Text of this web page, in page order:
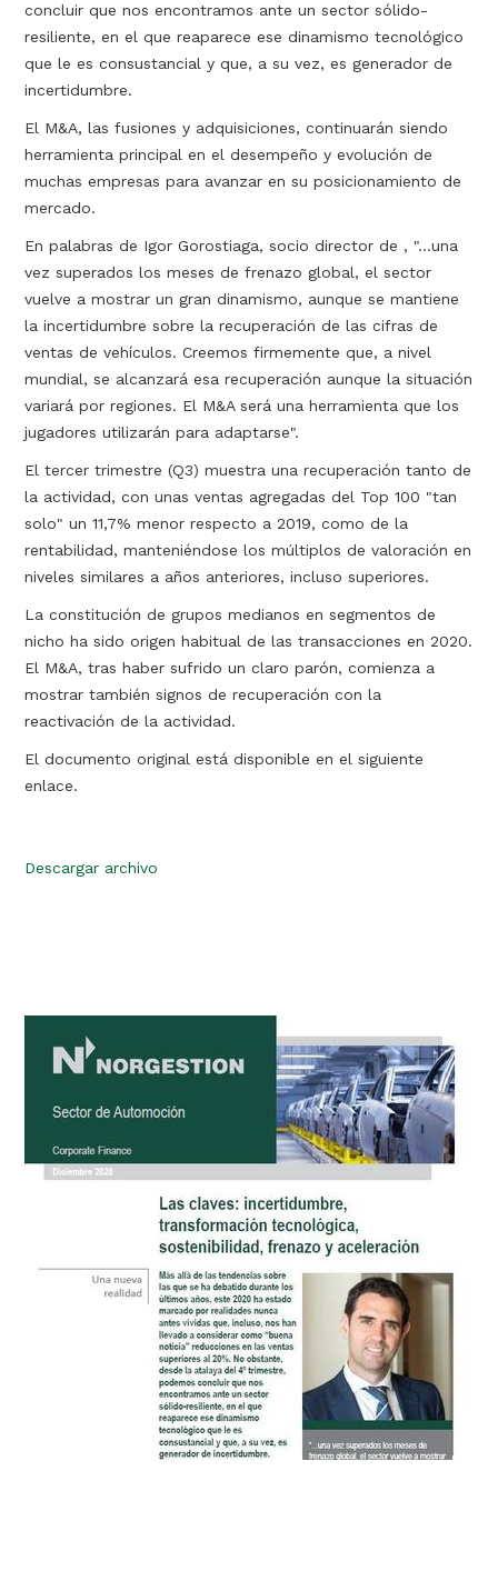
concluir que nos encontramos ante un sector sólido-
resiliente, en el que reaparece ese dinamismo tecnológico
que le es consustancial y que, a su vez, es generador de
incertidumbre.
El M&A, las fusiones y adquisiciones, continuarán siendo
herramienta principal en el desempeño y evolución de
muchas empresas para avanzar en su posicionamiento de
mercado.
En palabras de Igor Gorostiaga, socio director de , "...una
vez superados los meses de frenazo global, el sector
vuelve a mostrar un gran dinamismo, aunque se mantiene
la incertidumbre sobre la recuperación de las cifras de
ventas de vehículos. Creemos firmemente que, a nivel
mundial, se alcanzará esa recuperación aunque la situación
variará por regiones. El M&A será una herramienta que los
jugadores utilizarán para adaptarse".
El tercer trimestre (Q3) muestra una recuperación tanto de
la actividad, con unas ventas agregadas del Top 100 "tan
solo" un 11,7% menor respecto a 2019, como de la
rentabilidad, manteniéndose los múltiplos de valoración en
niveles similares a años anteriores, incluso superiores.
La constitución de grupos medianos en segmentos de
nicho ha sido origen habitual de las transacciones en 2020.
El M&A, tras haber sufrido un claro parón, comienza a
mostrar también signos de recuperación con la
reactivación de la actividad.
El documento original está disponible en el siguiente
enlace.
Descargar archivo